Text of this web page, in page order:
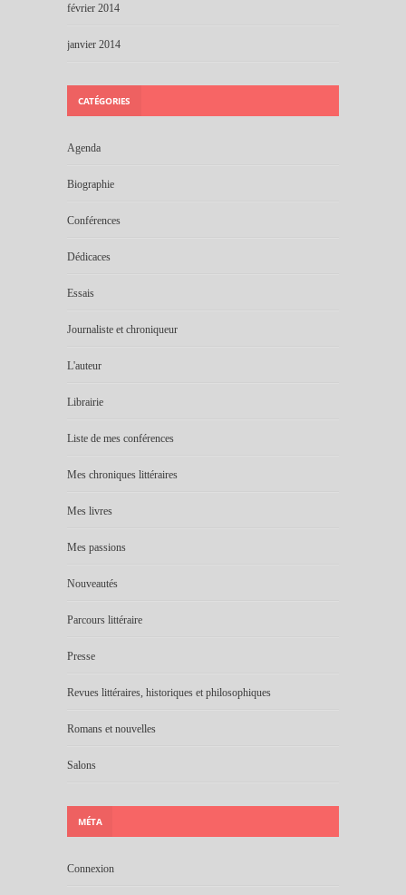
février 2014
janvier 2014
CATÉGORIES
Agenda
Biographie
Conférences
Dédicaces
Essais
Journaliste et chroniqueur
L'auteur
Librairie
Liste de mes conférences
Mes chroniques littéraires
Mes livres
Mes passions
Nouveautés
Parcours littéraire
Presse
Revues littéraires, historiques et philosophiques
Romans et nouvelles
Salons
MÉTA
Connexion